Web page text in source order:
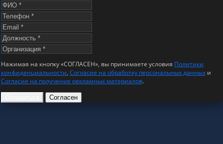
Нажимая на кнопку «СОГЛАСЕН», вы принимаете условия Политики
конфиденциальности, Согласие на обработку персональных данныхи
Согласие на получение рекламных материалов.
Согласен